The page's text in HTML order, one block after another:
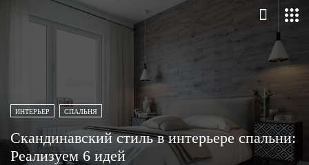
ИНТЕРЬЕР СПАЛЬНЯ
Скандинавский стиль в интерьере спальни:
Реализуем 6 идей